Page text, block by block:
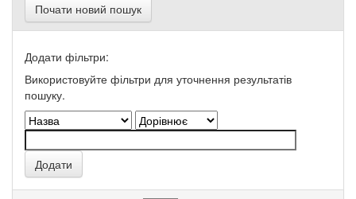
Почати новий пошук
Додати фільтри:
Використовуйте фільтри для уточнення результатів
пошуку.